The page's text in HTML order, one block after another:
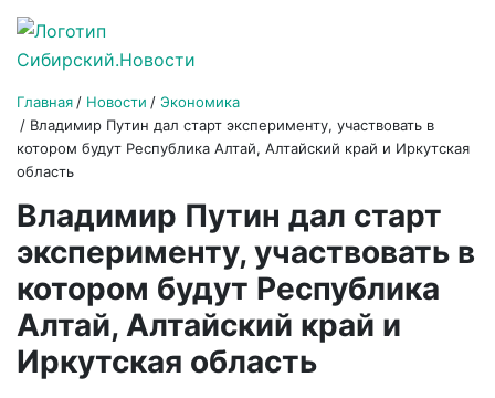
Главная Новости
Экономика
Владимир Путин дал старт эксперименту, участвовать в
котором будут Республика Алтай, Алтайский край и Иркутская
область
Владимир Путин дал старт
эксперименту, участвовать в
котором будут Республика
Алтай, Алтайский край и
Иркутская область